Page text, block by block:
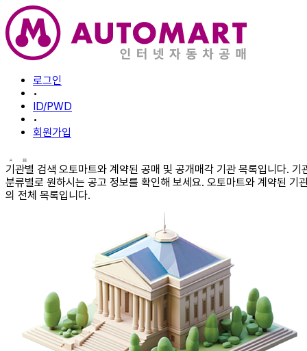
로그인
•
ID/PWD
•
회원가입
기관별 검색 오토마트와 계약된 공매 및 공개매각 기관 목록입니다. 기
분류별로 원하시는 공고 정보를 확인해 보세요. 오토마트와 계약된 기
의 전체 목록입니다.